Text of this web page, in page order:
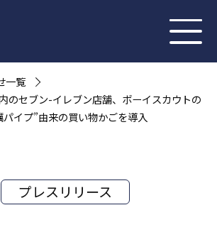
一覧
のセブン-イレブン店舗、ボーイスカウトの
イプ”由来の買い物かごを導入
プレスリリース